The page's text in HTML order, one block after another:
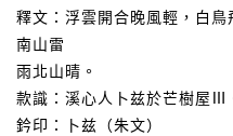
釋文：浮雲開合晚風輕，白鳥
南山雷
雨北山晴。
款識：溪心人卜兹於芒樹屋Ⅲ
鈐印：卜兹（朱文）